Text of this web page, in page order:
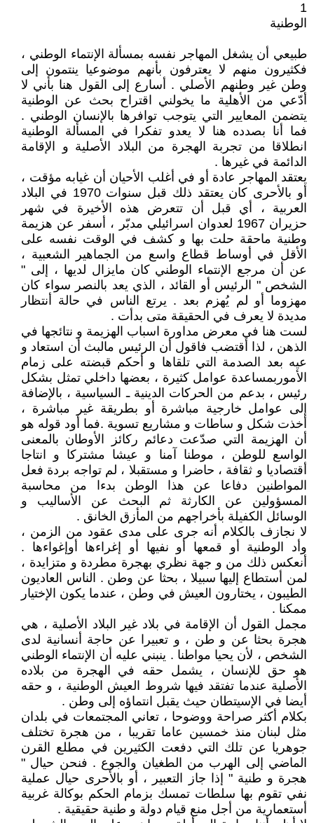
1
الوطنية
طبيعي أن يشغل المهاجر نفسه بمسألة الإنتماء الوطني ،
فكثيرون منهم لا يعترفون بأنهم موضوعيا ينتمون إلى
وطن غير وطنهم الأصلي . أسارع إلى القول هنا بأني لا
أدّعي من الأهلية ما يخولني اقتراح بحث عن الوطنية
يتضمن المعايير التي يتوجب توافرها بالإنسان الوطني .
فما أنا بصدده هنا لا يعدو تفكرا في المسألة الوطنية
انطلاقا من تجربة الهجرة من البلاد الأصلية و الإقامة
الدائمة في غيرها .
يعتقد المهاجر عادة أو في أغلب الأحيان أن غيابه مؤقت ،
أو بالأحرى كان يعتقد ذلك قبل سنوات 1970 في البلاد
العربية ، أي قبل أن تتعرض هذه الأخيرة في شهر
حزيران 1967 لعدوان اسرائيلي مدبّر ، أسفر عن هزيمة
وطنية ماحقة حلت بها و كشف في الوقت نفسه على
الأقل في أوساط قطاع واسع من الجماهير الشعبية ،
عن أن مرجع الإنتماء الوطني كان مايزال لديها ، إلى "
الشخص " الرئيس أو القائد ، الذي يعد بالنصر سواء كان
مهزوما أو لم يُهزم بعد . يرتع الناس في حالة أنتظار
مديدة لا يعرف في الحقيقة متى بدأت .
لست هنا في معرض مداورة اسباب الهزيمة و نتائجها في
الذهن ، لذا أقتضب فاقول أن الرئيس مالبث أن استعاد و
عيه بعد الصدمة التي تلقاها و أحكم قبضته على زمام
الأموربمساعدة عوامل كثيرة ، بعضها داخلي تمثل بشكل
رئيس ، بدعم من الحركات الدينية ـ السياسية ، بالإضافة
إلى عوامل خارجية مباشرة أو بطريقة غير مباشرة ،
أخذت شكل و ساطات و مشاريع تسوية .فما أود قوله هو
أن الهزيمة التي صدّعت دعائم ركائز الأوطان بالمعنى
الواسع للوطن ، موطنا آمنا و عيشا مشتركا و انتاجا
أقتصاديا و ثقافة ، حاضرا و مستقبلا ، لم تواجه بردة فعل
المواطنين دفاعا عن هذا الوطن بدءا من محاسبة
المسؤولين عن الكارثة ثم البحث عن الأساليب و
الوسائل الكفيلة بأخراجهم من المأزق الخانق .
لا نجازف بالكلام أنه جرى على مدى عقود من الزمن ،
وأد الوطنية أو قمعها أو نفيها أو إغراءها أوإغواءها .
أنعكس ذلك من و جهة نظري بهجرة مطردة و متزايدة ،
لمن أستطاع إليها سبيلا ، بحثا عن وطن . الناس العاديون
الطيبون ، يختارون العيش في وطن ، عندما يكون الإختيار
ممكنا .
مجمل القول أن الإقامة في بلاد غير البلاد الأصلية ، هي
هجرة بحثا عن و طن ، و تعبيرا عن حاجة أنسانية لدى
الشخص ، لأن يحيا مواطنا . ينبني عليه أن الإنتماء الوطني
هو حق للإنسان ، يشمل حقه في الهجرة من بلاده
الأصلية عندما تفتقد فيها شروط العيش الوطنية ، و حقه
أيضا في الإسيتطان حيث يقبل انتماؤه إلى وطن .
بكلام أكثر صراحة ووضوحا ، تعاني المجتمعات في بلدان
مثل لبنان منذ خمسين عاما تقريبا ، من هجرة تختلف
جوهريا عن تلك التي دفعت الكثيرين في مطلع القرن
الماضي إلى الهرب من الطغيان والجوع . فنحن حيال "
هجرة و طنية " إذا جاز التعبير ، أو بالأحرى حيال عملية
نفي تقوم بها سلطات تمسك بزمام الحكم بوكالة غربية
أستعمارية من أجل منع قيام دولة و طنية حقيقية .